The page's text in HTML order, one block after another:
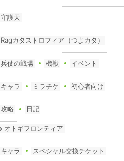
守護天
Ragカタストロフィア（つよカタ）
兵仗の戦場 機獣 イベント
キャラ ミラチケ 初心者向け
攻略 日記
オトギフロンティア
キャラ スペシャル交換チケット